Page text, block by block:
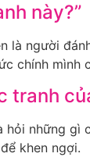
này?”
là người
chính
tranh
những
khen ngợi.